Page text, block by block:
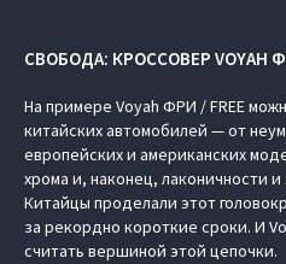
СВОБОДА: КРОССОВЕР VOYAH
На примере Voyah ФРИ / FREE
китайских автомобилей — от
европейских и американских
хрома и, наконец, лаконичности
Китайцы проделали этот
за рекордно короткие сроки. И
считать вершиной этой цепочки.